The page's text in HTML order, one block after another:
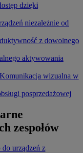
dzięki
niezależnie od
z dowolnego
aktywowania
Komunikacja wizualna w
posprzedażowej
zespołów
do urządzeń z